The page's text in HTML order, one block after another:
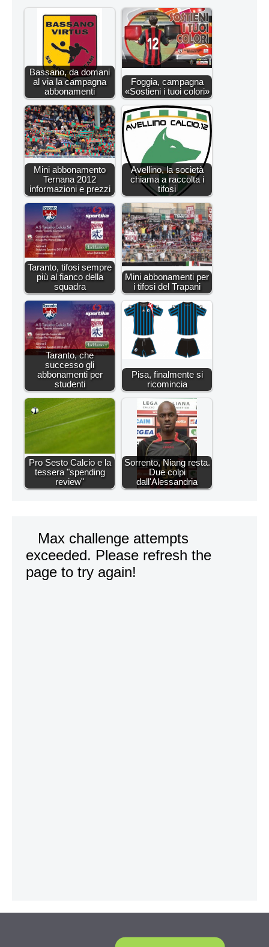
Bassano, da domani
al via la campagna
abbonamenti
Foggia, campagna
«Sostieni i tuoi colori»
Mini abbonamento
Ternana 2012
informazioni e prezzi
Avellino, la società
chiama a raccolta i
tifosi
Taranto, tifosi sempre
più al fianco della
squadra
Mini abbonamenti per
i tifosi del Trapani
Taranto, che
successo gli
abbonamenti per
studenti
Pisa, finalmente si
ricomincia
Pro Sesto Calcio e la
tessera "spending
review"
Sorrento, Niang resta.
Due colpi
dall'Alessandria